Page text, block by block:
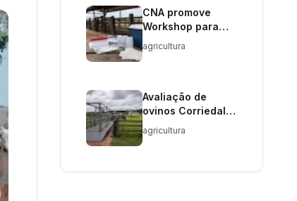
CNA promove
Workshop para
controle de
Brucelose e
agricultura
Avaliação de
ovinos Corriedale
no Rio Grande do
Sul destaca
agricultura